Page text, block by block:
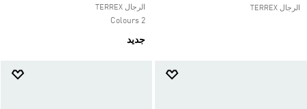
الرجال TERREX الرجال TERREX
2 Colours
جديد